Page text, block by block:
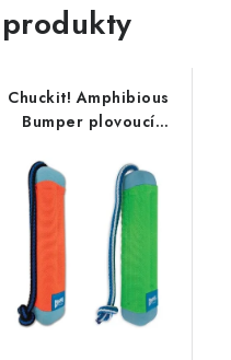
Chuckit! Amphibious
Bumper plovoucí